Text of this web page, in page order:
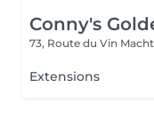
Conny's
73, Route du Vin
Extensions